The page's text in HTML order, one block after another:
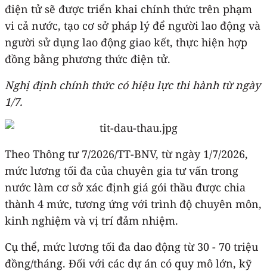
điện tử sẽ được triển khai chính thức trên phạm
vi cả nước, tạo cơ sở pháp lý để người lao động và
người sử dụng lao động giao kết, thực hiện hợp
đồng bằng phương thức điện tử.
Nghị định chính thức có hiệu lực thi hành từ ngày
1/7.
Theo Thông tư 7/2026/TT-BNV, từ ngày 1/7/2026,
mức lương tối đa của chuyên gia tư vấn trong
nước làm cơ sở xác định giá gói thầu được chia
thành 4 mức, tương ứng với trình độ chuyên môn,
kinh nghiệm và vị trí đảm nhiệm.
Cụ thể, mức lương tối đa dao động từ 30 - 70 triệu
đồng/tháng. Đối với các dự án có quy mô lớn, kỹ